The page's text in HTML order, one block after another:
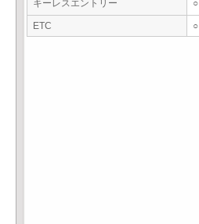
キーレスエントリー ○
ETC ○